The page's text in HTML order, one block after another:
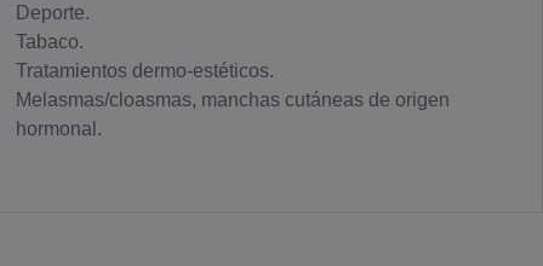
Deporte.
Tabaco.
Tratamientos dermo-estéticos.
Melasmas/cloasmas, manchas cutáneas de origen
hormonal.